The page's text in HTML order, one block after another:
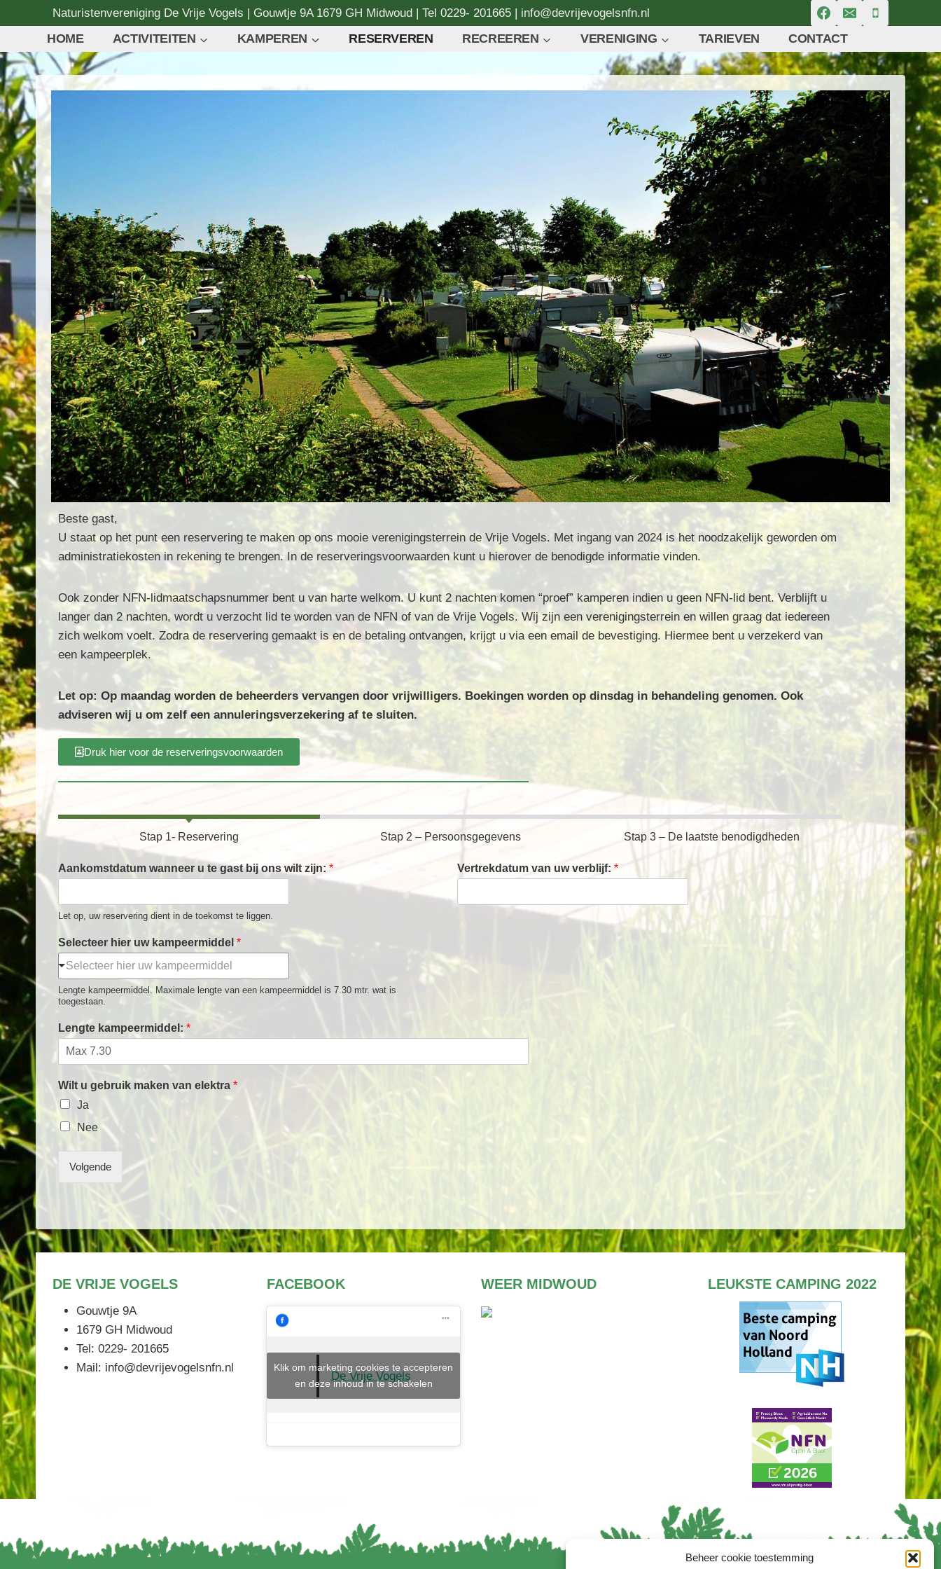
Beheer cookie toestemming
Naturistenvereniging De Vrije Vogels | Gouwtje 9A 1679 GH Midwoud | Tel 0229- 201665 | info@devrijevogelsnfn.nl
HOME ACTIVITEITEN KAMPEREN RESERVEREN RECREEREN VERENIGING TARIEVEN CONTACT
Beste gast,
U staat op het punt een reservering te maken op ons mooie verenigingsterrein de Vrije Vogels. Met ingang van 2024 is het noodzakelijk geworden om
administratiekosten in rekening te brengen. In de reserveringsvoorwaarden kunt u hierover de benodigde informatie vinden.
Ook zonder NFN-lidmaatschapsnummer bent u van harte welkom. U kunt 2 nachten komen “proef” kamperen indien u geen NFN-lid bent. Verblijft u
langer dan 2 nachten, wordt u verzocht lid te worden van de NFN of van de Vrije Vogels. Wij zijn een verenigingsterrein en willen graag dat iedereen
zich welkom voelt. Zodra de reservering gemaakt is en de betaling ontvangen, krijgt u via een email de bevestiging. Hiermee bent u verzekerd van
een kampeerplek.
Let op: Op maandag worden de beheerders vervangen door vrijwilligers. Boekingen worden op dinsdag in behandeling genomen. Ook
adviseren wij u om zelf een annuleringsverzekering af te sluiten.
Druk hier voor de reserveringsvoorwaarden
Stap 1- Reservering Stap 2 – Persoonsgegevens Stap 3 – De laatste benodigdheden
Aankomstdatum wanneer u te gast bij ons wilt zijn:*
Let op, uw reservering dient in de toekomst te liggen.
Vertrekdatum van uw verblijf:*
Selecteer hier uw kampeermiddel*
Selecteer hier uw kampeermiddel
Lengte kampeermiddel. Maximale lengte van een kampeermiddel is 7.30 mtr. wat is
toegestaan.
Lengte kampeermiddel:*
Wilt u gebruik maken van elektra*
Ja
Nee
Volgende
DE VRIJE VOGELS
Gouwtje 9A
1679 GH Midwoud
Tel: 0229- 201665
Mail: info@devrijevogelsnfn.nl
FACEBOOK
De Vrije Vogels
Klik om marketing cookies te accepteren
en deze inhoud in te schakelen
WEER MIDWOUD LEUKSTE CAMPING 2022